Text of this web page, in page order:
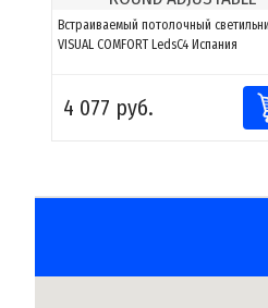
Встраиваемый потолочный
VISUAL COMFORT LedsC4 Испания
4 077 руб.